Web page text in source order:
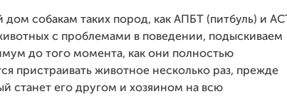
собакам таких пород, как АПБТ (питбуль) и АСТ
с проблемами в поведении, подыскиваем
до того момента, как они полностью
пристраивать животное несколько раз, прежде
станет его другом и хозяином на всю